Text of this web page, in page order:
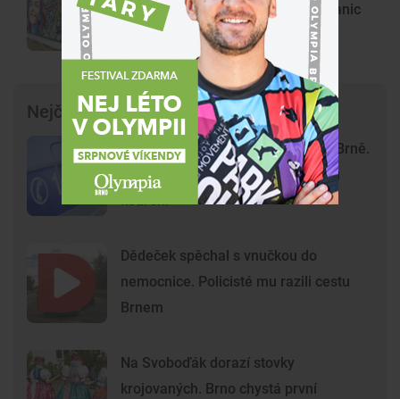
Výtvarníci proměnili deset trafostanic
ve Vinohradech
Nejčtenější články
Krvavý útok na hlavním nádraží v Brně.
Agresoři zbili ostrahu kvůli zákazu
kouření
Dědeček spěchal s vnučkou do
nemocnice. Policisté mu razili cestu
Brnem
Na Svoboďák dorazí stovky
krojovaných. Brno chystá první